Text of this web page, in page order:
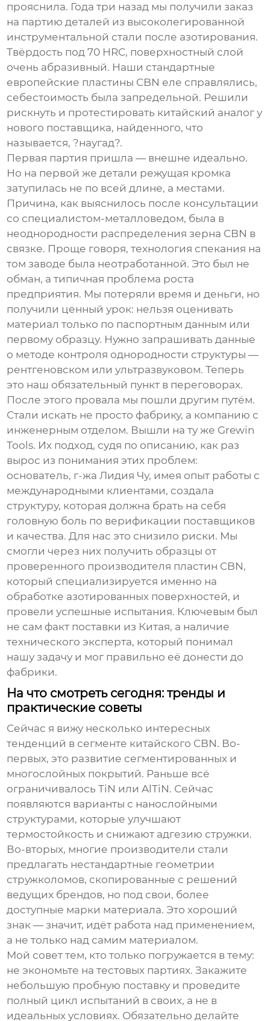
прояснила. Года три назад мы получили заказ
на партию деталей из высоколегированной
инструментальной стали после азотирования.
Твёрдость под 70 HRC, поверхностный слой
очень абразивный. Наши стандартные
европейские пластины CBN еле справлялись,
себестоимость была запредельной. Решили
рискнуть и протестировать китайский аналог у
нового поставщика, найденного, что
называется, ?наугад?.
Первая партия пришла — внешне идеально.
Но на первой же детали режущая кромка
затупилась не по всей длине, а местами.
Причина, как выяснилось после консультации
со специалистом-металловедом, была в
неоднородности распределения зерна CBN в
связке. Проще говоря, технология спекания на
том заводе была неотработанной. Это был не
обман, а типичная проблема роста
предприятия. Мы потеряли время и деньги, но
получили ценный урок: нельзя оценивать
материал только по паспортным данным или
первому образцу. Нужно запрашивать данные
о методе контроля однородности структуры —
рентгеновском или ультразвуковом. Теперь
это наш обязательный пункт в переговорах.
После этого провала мы пошли другим путём.
Стали искать не просто фабрику, а компанию с
инженерным отделом. Вышли на ту же Grewin
Tools. Их подход, судя по описанию, как раз
вырос из понимания этих проблем:
основатель, г-жа Лидия Чу, имея опыт работы с
международными клиентами, создала
структуру, которая должна брать на себя
головную боль по верификации поставщиков
и качества. Для нас это снизило риски. Мы
смогли через них получить образцы от
проверенного производителя пластин CBN,
который специализируется именно на
обработке азотированных поверхностей, и
провели успешные испытания. Ключевым был
не сам факт поставки из Китая, а наличие
технического эксперта, который понимал
нашу задачу и мог правильно её донести до
фабрики.
На что смотреть сегодня: тренды и
практические советы
Сейчас я вижу несколько интересных
тенденций в сегменте китайского CBN. Во-
первых, это развитие сегментированных и
многослойных покрытий. Раньше всё
ограничивалось TiN или AlTiN. Сейчас
появляются варианты с нанослойными
структурами, которые улучшают
термостойкость и снижают адгезию стружки.
Во-вторых, многие производители стали
предлагать нестандартные геометрии
стружколомов, скопированные с решений
ведущих брендов, но под свои, более
доступные марки материала. Это хороший
знак — значит, идёт работа над применением,
а не только над самим материалом.
Мой совет тем, кто только погружается в тему:
не экономьте на тестовых партиях. Закажите
небольшую пробную поставку и проведите
полный цикл испытаний в своих, а не в
идеальных условиях. Обязательно делайте